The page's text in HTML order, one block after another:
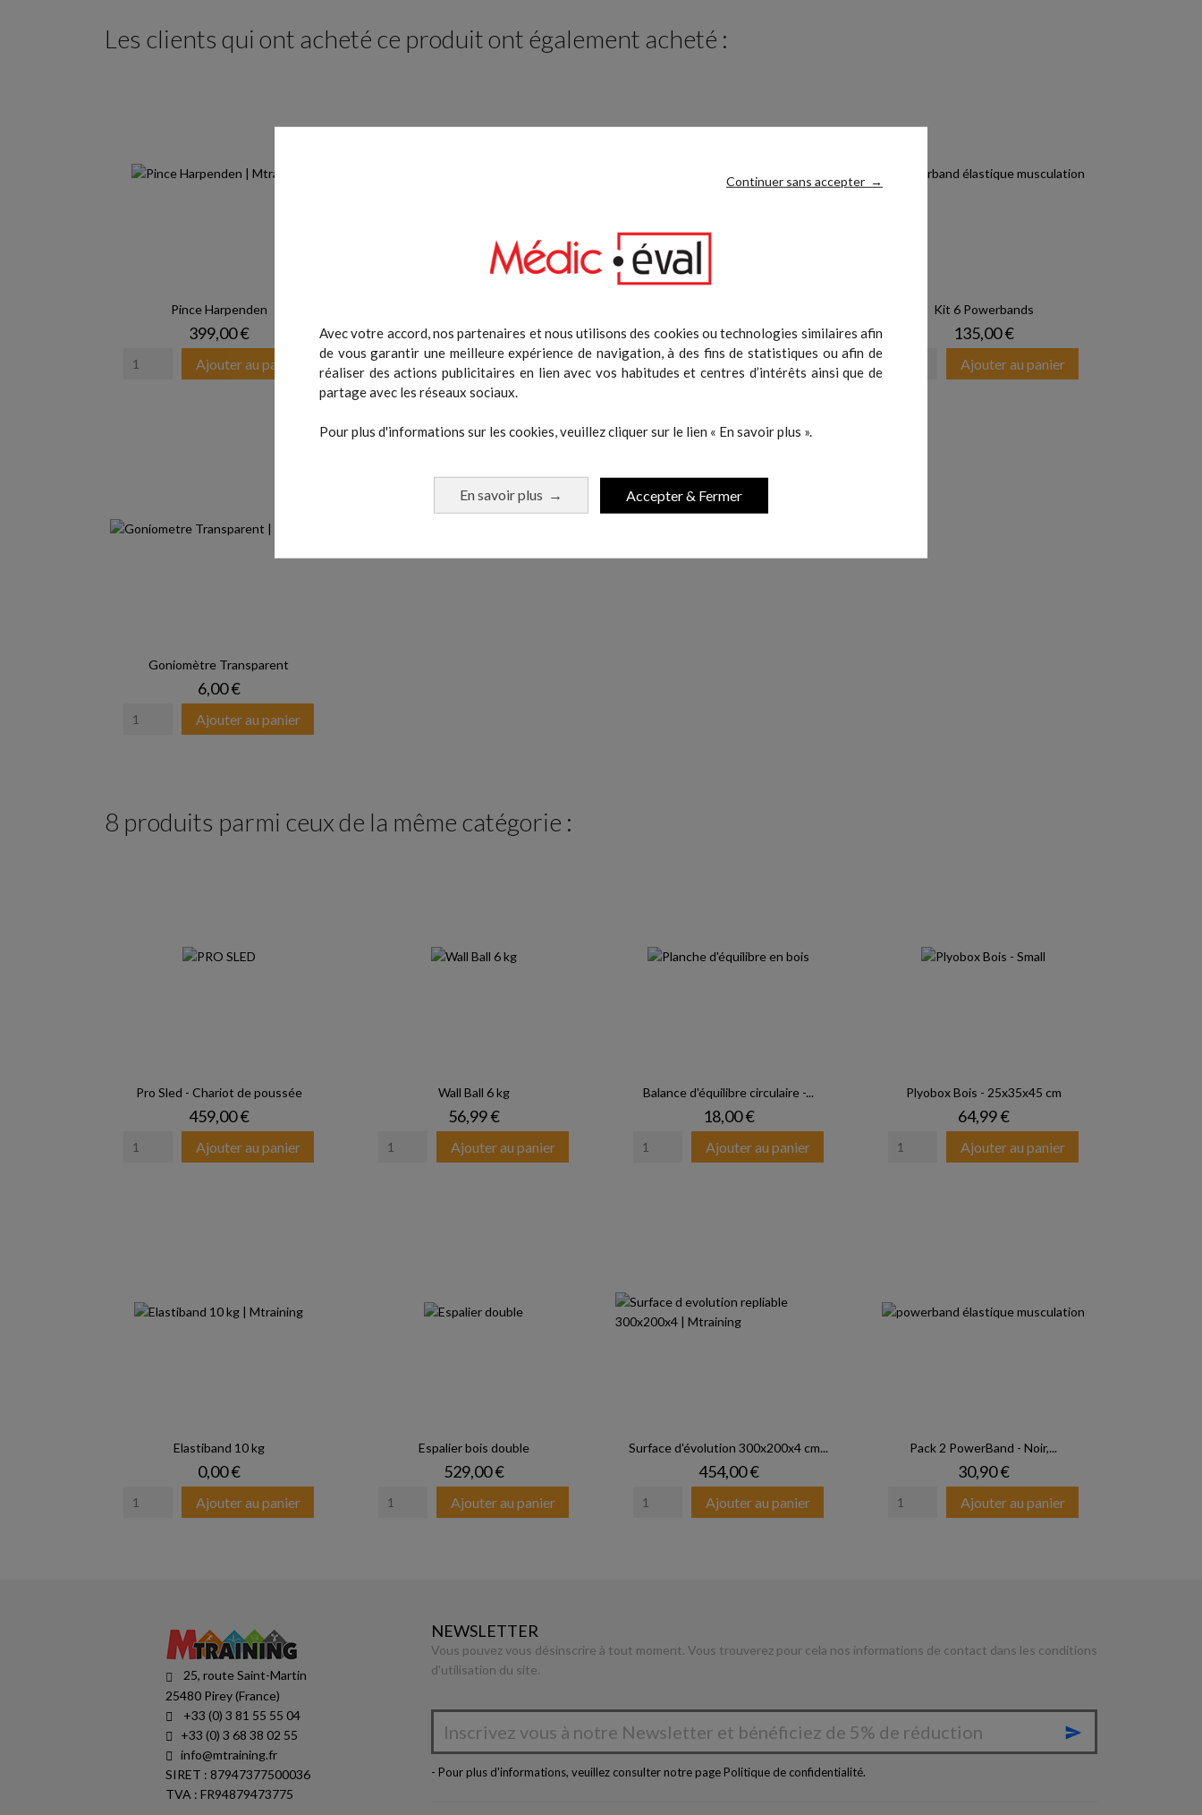
Continuer sans accepter →
Avec votre accord, nos partenaires et nous utilisons des cookies ou technologies similaires afin
de vous garantir une meilleure expérience de navigation, à des fins de statistiques ou afin de
réaliser des actions publicitaires en lien avec vos habitudes et centres d’intérêts ainsi que de
partage avec les réseaux sociaux.
Pour plus d'informations sur les cookies, veuillez cliquer sur le lien « En savoir plus ».
En savoir plus → Accepter & Fermer
Les clients qui ont acheté ce produit ont également acheté :
Pince Harpenden
Prix
399,00 €
Ajouter au panier
Prix
14,90 €
Ajouter au panier
Prix
18,90 €
Ajouter au panier
Kit 6 Powerbands
Prix
135,00 €
Ajouter au panier
Goniomètre Transparent
Prix
6,00 €
Ajouter au panier
8 produits parmi ceux de la même catégorie :
Pro Sled - Chariot de poussée
Prix
459,00 €
Ajouter au panier
Wall Ball 6 kg
Prix
56,99 €
Ajouter au panier
Balance d'équilibre circulaire -...
Prix
18,00 €
Ajouter au panier
Plyobox Bois - 25x35x45 cm
Prix
64,99 €
Ajouter au panier
Elastiband 10 kg
Prix
0,00 €
Ajouter au panier
Espalier bois double
Prix
529,00 €
Ajouter au panier
Surface d'évolution 300x200x4 cm...
Prix
454,00 €
Ajouter au panier
Pack 2 PowerBand - Noir,...
Prix
30,90 €
Ajouter au panier
25, route Saint-Martin
25480 Pirey (France)
+33 (0) 3 81 55 55 04
+33 (0) 3 68 38 02 55
info@mtraining.fr
SIRET : 87947377500036
TVA : FR94879473775
NEWSLETTER
Vous pouvez vous désinscrire à tout moment. Vous trouverez pour cela nos informations de contact dans les conditions
d'utilisation du site.

- Pour plus d'informations, veuillez consulter notre page Politique de confidentialité.